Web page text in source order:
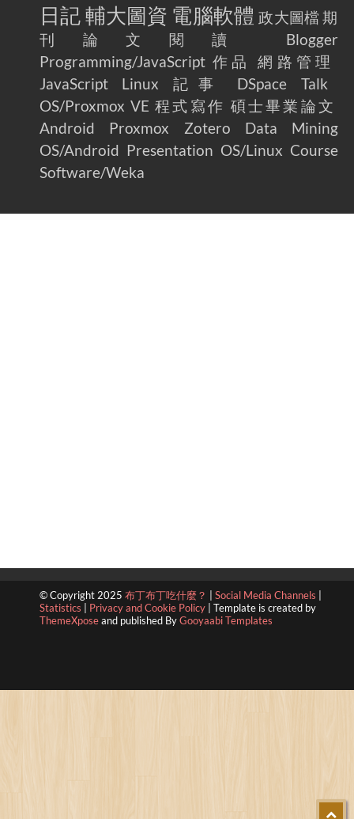
日記 輔大圖資 電腦軟體 政大圖檔 期
刊論文閱讀
Blogger
Programming/JavaScript 作品
網路管理
JavaScript
Linux 記事 DSpace
Talk
OS/Proxmox VE 程式寫作 碩士畢業論文
Android
Proxmox Zotero
Data Mining
OS/Android Presentation OS/Linux Course
Software/Weka
© Copyright 2025 布丁布丁吃什麼？ Social Media Channels
Statistics
Privacy and Cookie Policy
Template is created by
ThemeXposeand published ByGooyaabi Templates